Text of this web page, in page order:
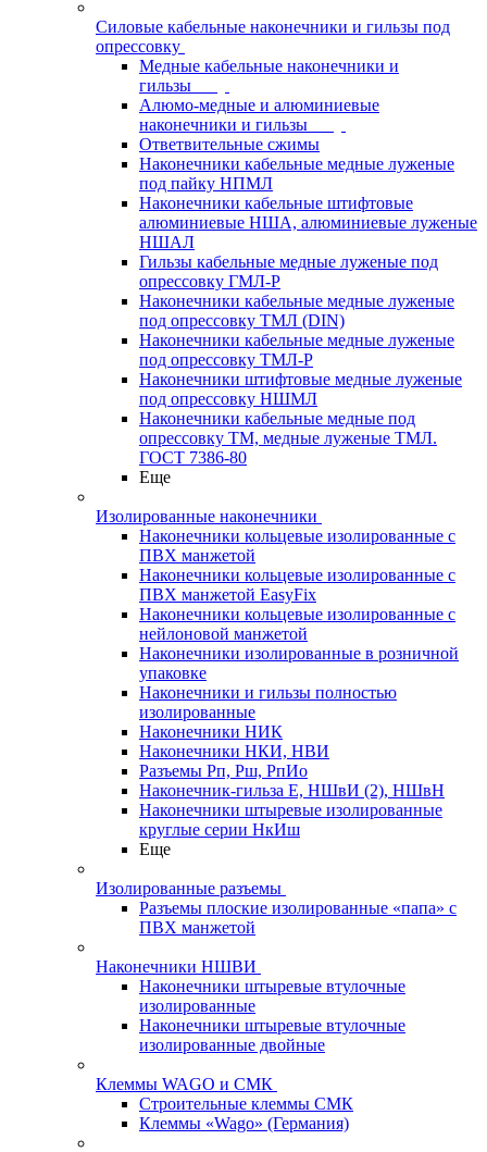
Силовые кабельные наконечники и гильзы под
опрессовку
Медные кабельные наконечники и
гильзы
Алюмо-медные и алюминиевые
наконечники и гильзы
Ответвительные сжимы
Наконечники кабельные медные луженые
под пайку НПМЛ
Наконечники кабельные штифтовые
алюминиевые НША, алюминиевые луженые
НШАЛ
Гильзы кабельные медные луженые под
опрессовку ГМЛ-Р
Наконечники кабельные медные луженые
под опрессовку ТМЛ (DIN)
Наконечники кабельные медные луженые
под опрессовку ТМЛ-Р
Наконечники штифтовые медные луженые
под опрессовку НШМЛ
Наконечники кабельные медные под
опрессовку ТМ, медные луженые ТМЛ.
ГОСТ 7386-80
Еще
Изолированные наконечники
Наконечники кольцевые изолированные с
ПВХ манжетой
Наконечники кольцевые изолированные с
ПВХ манжетой EasyFix
Наконечники кольцевые изолированные с
нейлоновой манжетой
Наконечники изолированные в розничной
упаковке
Наконечники и гильзы полностью
изолированные
Наконечники НИК
Наконечники НКИ, НВИ
Разъемы Рп, Рш, РпИо
Наконечник-гильза Е, НШвИ (2), НШвН
Наконечники штыревые изолированные
круглые серии НкИш
Еще
Изолированные разъемы
Разъемы плоские изолированные «папа» с
ПВХ манжетой
Наконечники НШВИ
Наконечники штыревые втулочные
изолированные
Наконечники штыревые втулочные
изолированные двойные
Клеммы WAGO и СМК
Строительные клеммы СМК
Клеммы «Wago» (Германия)